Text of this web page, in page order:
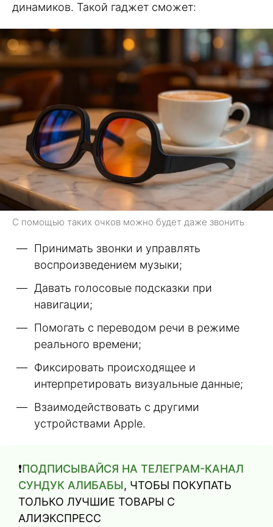
динамиков. Такой гаджет сможет:
С помощью таких очков можно будет даже звонить
Принимать звонки и управлять
воспроизведением музыки;
Давать голосовые подсказки при
навигации;
Помогать с переводом речи в режиме
реального времени;
Фиксировать происходящее и
интерпретировать визуальные данные;
Взаимодействовать с другими
устройствами Apple.
❗️ПОДПИСЫВАЙСЯ НА ТЕЛЕГРАМ-КАНАЛ
СУНДУК АЛИБАБЫ, ЧТОБЫ ПОКУПАТЬ
ТОЛЬКО ЛУЧШИЕ ТОВАРЫ С
АЛИЭКСПРЕСС